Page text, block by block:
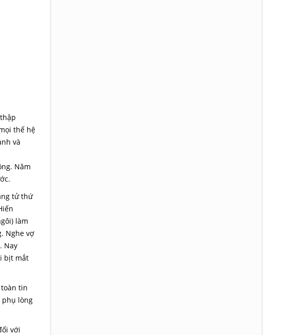
thế hệ
và
Năm
tử thứ
làm
Nghe vợ
Nay
bịt mắt
tin
phụ lòng
với